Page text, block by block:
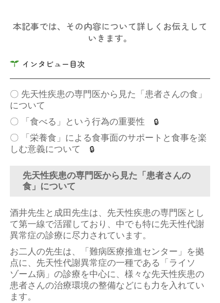
本記事では、その内容について詳しくお伝えして
いきます。
インタビュー目次
〇 先天性疾患の専門医から見た「患者さんの食」
について
〇
「食べる」という行為の重要性 🔒
〇
「栄養食」による食事面のサポートと食事を楽
しむ意義について 🔒
先天性疾患の専門医から見た「患者さんの
食」について
酒井先生と成田先生は、先天性疾患の専門医とし
て第一線で活躍しており、中でも特に先天性代謝
異常症の診療に尽力されています。
お二人の先生は、「難病医療推進センター」を拠
点に、先天性代謝異常症の一種である「ライソ
ゾーム病」の診療を中心に、様々な先天性疾患の
患者さんの治療環境の整備などにも力を入れてい
ます。